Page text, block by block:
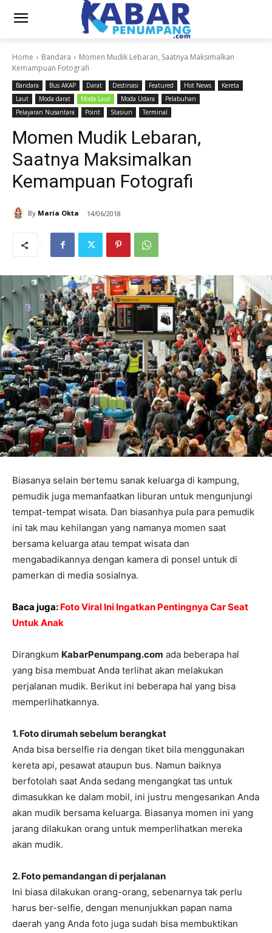
Home Bandara
Momen Mudik Lebaran, Saatnya Maksimalkan
Kemampuan Fotografi
Bandara Bus AKAP Darat Destinasi Featured Hot News
Kereta
Laut
Moda darat Moda Laut Moda Udara
Pelabuhan
Pelayaran Nusantara
Point Stasiun Terminal
Momen Mudik Lebaran,
Saatnya Maksimalkan
Kemampuan Fotografi
By Maria Okta 14/06/2018
Biasanya selain bertemu sanak keluarga di kampung,
pemudik juga memanfaatkan liburan untuk mengunjungi
tempat-tempat wisata. Dan biasanhya pula para pemudik
ini tak mau kehilangan yang namanya momen saat
bersama keluarga atau tempat wisata dan
mengabadikannya dengan kamera di ponsel untuk di
pamerkan di media sosialnya.
Baca juga: Foto Viral Ini Ingatkan Pentingnya Car Seat
Untuk Anak
Dirangkum KabarPenumpang.com ada beberapa hal
yang bisa membuat Anda terlihat akan melakukan
perjalanan mudik. Berikut ini beberapa hal yang bisa
memperlihatkannya.
1. Foto dirumah sebelum berangkat
Anda bisa berselfie ria dengan tiket bila menggunakan
kereta api, pesawat ataupun bus. Namun baiknya
berfotolah saat Anda sedang mengangkat tas untuk
dimasukkan ke dalam mobil, ini justru mengesankan Anda
akan mudik bersama keluarga. Biasanya momen ini yang
jarang dilakukan orang untuk memperlihatkan mereka
akan mudik.
2. Foto pemandangan di perjalanan
Ini biasa dilakukan orang-orang, sebenarnya tak perlu
harus ber-selfie, dengan menunjukkan papan nama
daerah yang Anda foto juga sudah bisa membuktikan